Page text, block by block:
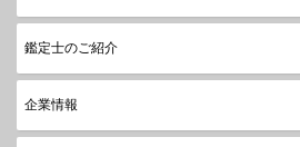
鑑定士のご紹介
企業情報